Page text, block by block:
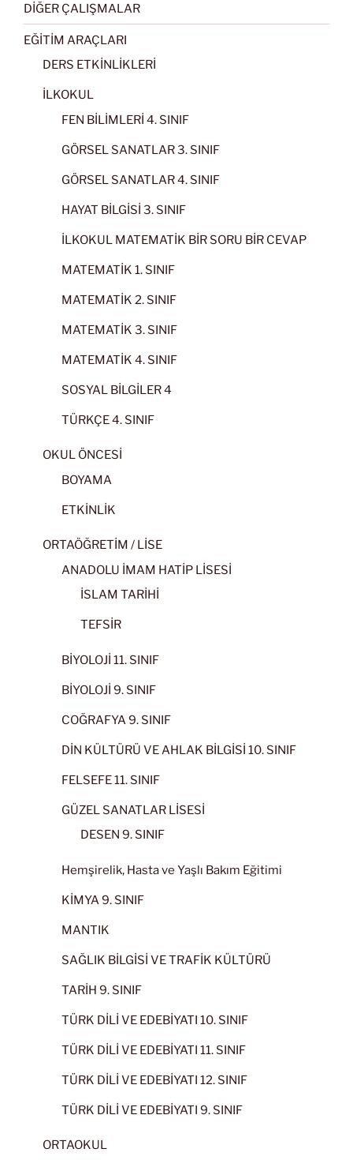
DİĞER ÇALIŞMALAR
EĞİTİM ARAÇLARI
DERS ETKİNLİKLERİ
İLKOKUL
FEN BİLİMLERİ 4. SINIF
GÖRSEL SANATLAR 3. SINIF
GÖRSEL SANATLAR 4. SINIF
HAYAT BİLGİSİ 3. SINIF
İLKOKUL MATEMATİK BİR SORU BİR CEVAP
MATEMATİK 1. SINIF
MATEMATİK 2. SINIF
MATEMATİK 3. SINIF
MATEMATİK 4. SINIF
SOSYAL BİLGİLER 4
TÜRKÇE 4. SINIF
OKUL ÖNCESİ
BOYAMA
ETKİNLİK
ORTAÖĞRETİM / LİSE
ANADOLU İMAM HATİP LİSESİ
İSLAM TARİHİ
TEFSİR
BİYOLOJİ 11. SINIF
BİYOLOJİ 9. SINIF
COĞRAFYA 9. SINIF
DİN KÜLTÜRÜ VE AHLAK BİLGİSİ 10. SINIF
FELSEFE 11. SINIF
GÜZEL SANATLAR LİSESİ
DESEN 9. SINIF
Hemşirelik, Hasta ve Yaşlı Bakım Eğitimi
KİMYA 9. SINIF
MANTIK
SAĞLIK BİLGİSİ VE TRAFİK KÜLTÜRÜ
TARİH 9. SINIF
TÜRK DİLİ VE EDEBİYATI 10. SINIF
TÜRK DİLİ VE EDEBİYATI 11. SINIF
TÜRK DİLİ VE EDEBİYATI 12. SINIF
TÜRK DİLİ VE EDEBİYATI 9. SINIF
ORTAOKUL